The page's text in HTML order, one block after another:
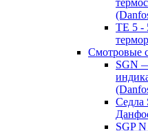
TE 5
Смотровые
SGN
Седла
SGP